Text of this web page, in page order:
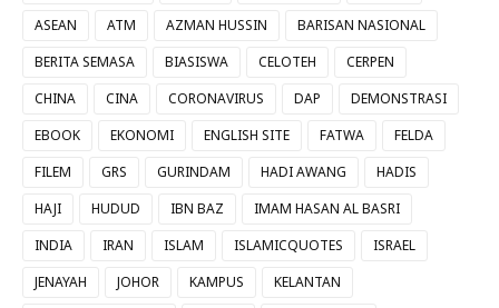
ASEAN
ATM AZMAN HUSSIN
BARISAN NASIONAL
BERITA SEMASA
BIASISWA CELOTEH
CERPEN
CHINA
CINA CORONAVIRUS DAP
DEMONSTRASI
EBOOK
EKONOMI ENGLISH SITE FATWA
FELDA
FILEM
GRS GURINDAM HADI AWANG
HADIS
HAJI
HUDUD IBN BAZ
IMAM HASAN AL BASRI
INDIA
IRAN ISLAM ISLAMICQUOTES
ISRAEL
JENAYAH
JOHOR KAMPUS
KELANTAN